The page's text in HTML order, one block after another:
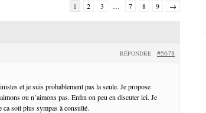
1 2 3 … 7 8 9 →
#5678
RÉPONDRE
et je suis probablement pas la seule. Je propose
ou n’aimons pas. Enfin on peu en discuter ici. Je
ca soit plus sympas à consulté.